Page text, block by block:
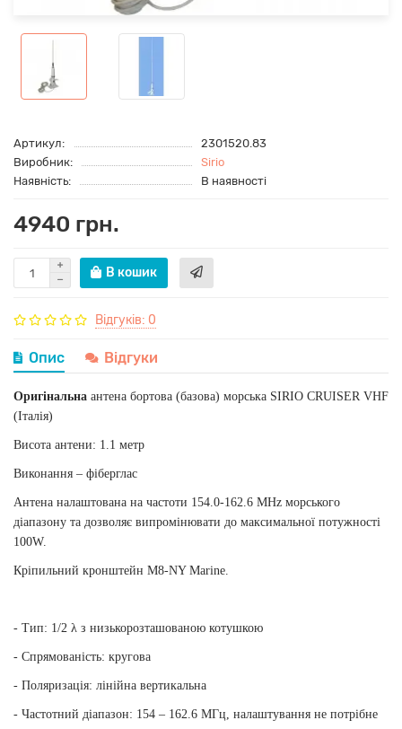
Артикул:
2301520.83
Виробник:
Sirio
Наявність:
В наявності
4940 грн.
В кошик
Відгуків: 0
Опис Відгуки
Оригінальна антена бортова (базова) морська SIRIO CRUISER VHF
(Італія)
Висота антени: 1.1 метр
Виконання – фіберглас
Антена налаштована на частоти 154.0-162.6 MHz морського
діапазону та дозволяє випромінювати до максимальної потужності
100W.
Кріпильний кронштейн M8-NY Marine.
- Тип: 1/2 λ з низькорозташованою котушкою
- Спрямованість: кругова
- Поляризація: лінійна вертикальна
- Частотний діапазон: 154 – 162.6 МГц, налаштування не потрібне